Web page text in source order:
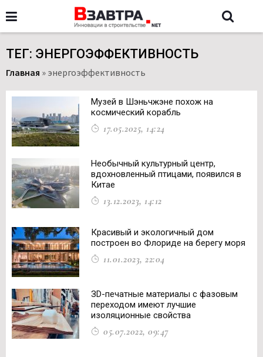
ТЕГ: ЭНЕРГОЭФФЕКТИВНОСТЬ
Главная » энергоэффективность
Музей в Шэньчжэне похож на
космический корабль
17.05.2025, 14:24
Необычный культурный центр,
вдохновленный птицами, появился в
Китае
13.12.2023, 14:12
Красивый и экологичный дом
построен во Флориде на берегу моря
11.01.2023, 22:04
ЗD-печатные материалы с фазовым
переходом имеют лучшие
изоляционные свойства
05.07.2022, 09:47